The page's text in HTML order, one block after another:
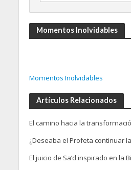
Momentos Inolvidables
Momentos Inolvidables
Artículos Relacionados
El camino hacia la
¿Deseaba el Profeta continuar
El juicio de Sa’d inspirado en la